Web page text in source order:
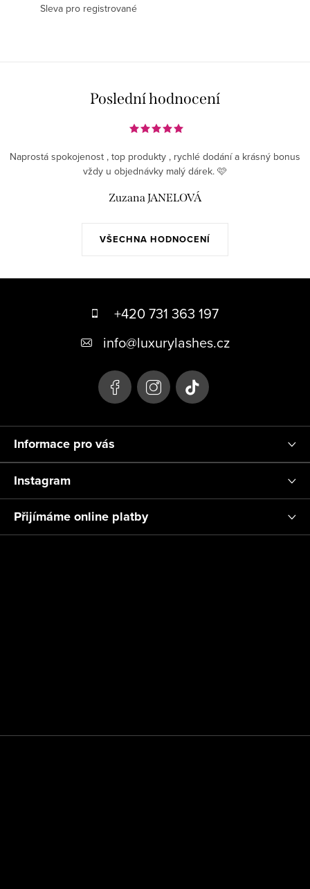
Sleva pro registrované
Poslední hodnocení
VŠECHNA HODNOCENÍ
Naprostá spokojenost , top produkty , rychlé dodání a krásný bonus
vždy u objednávky malý dárek. 🩷
Zuzana JANELOVÁ
+420 731 363 197
info@luxurylashes.cz
Informace pro vás
Instagram
Přijímáme online platby